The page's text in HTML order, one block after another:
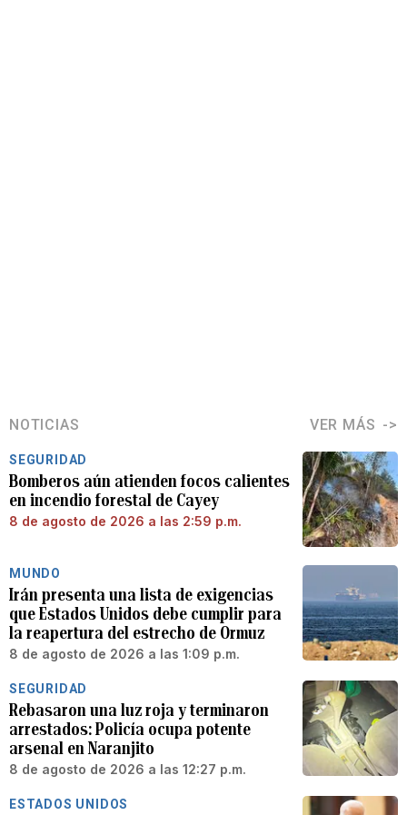
NOTICIAS VER MÁS
SEGURIDAD
Bomberos aún atienden focos calientes
en incendio forestal de Cayey
8 de agosto de 2026 a las 2:59 p.m.
MUNDO
Irán presenta una lista de exigencias
que Estados Unidos debe cumplir para
la reapertura del estrecho de Ormuz
8 de agosto de 2026 a las 1:09 p.m.
SEGURIDAD
Rebasaron una luz roja y terminaron
arrestados: Policía ocupa potente
arsenal en Naranjito
8 de agosto de 2026 a las 12:27 p.m.
ESTADOS UNIDOS